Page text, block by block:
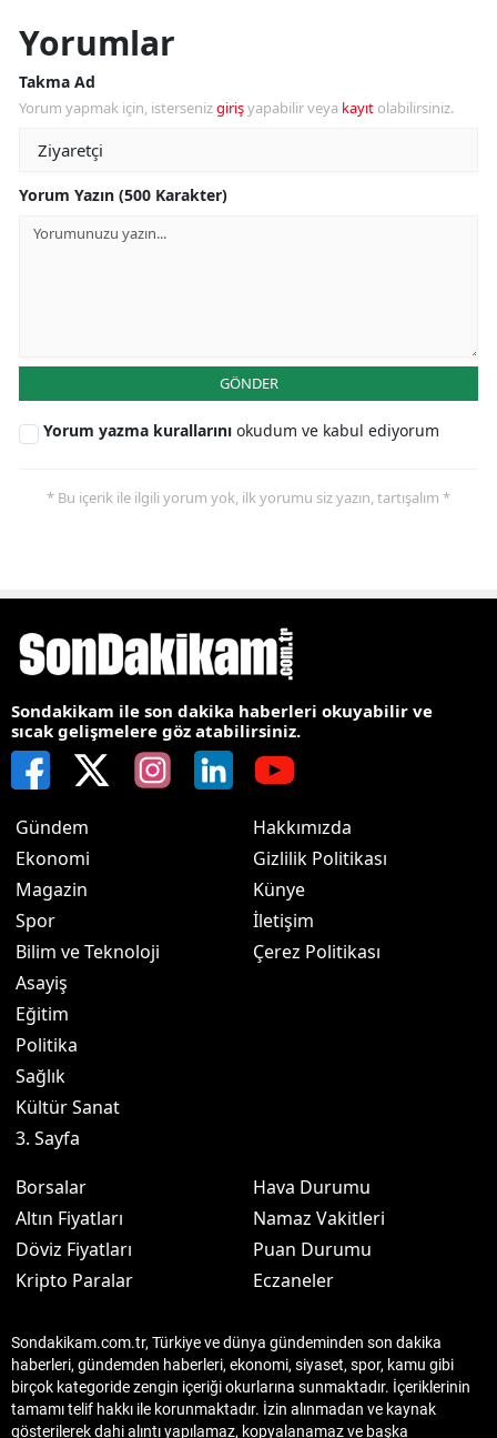
Yorumlar
Takma Ad
Yorum yapmak için, istersenizgirişyapabilir veya kayıt olabilirsiniz.
Yorum Yazın (500 Karakter)
GÖNDER
Yorum yazma kurallarını okudum ve kabul ediyorum
* Bu içerik ile ilgili yorum yok, ilk yorumu siz yazın, tartışalım *
Sondakikam ile son dakika haberleri okuyabilir ve
sıcak gelişmelere göz atabilirsiniz.
Gündem
Ekonomi
Magazin
Spor
Bilim ve Teknoloji
Asayiş
Eğitim
Politika
Sağlık
Kültür Sanat
3. Sayfa
Hakkımızda
Gizlilik Politikası
Künye
İletişim
Çerez Politikası
Borsalar
Altın Fiyatları
Döviz Fiyatları
Kripto Paralar
Hava Durumu
Namaz Vakitleri
Puan Durumu
Eczaneler
Sondakikam.com.tr, Türkiye ve dünya gündeminden son dakika
haberleri, gündemden haberleri, ekonomi, siyaset, spor, kamu gibi
birçok kategoride zengin içeriği okurlarına sunmaktadır. İçeriklerinin
tamamı telif hakkı ile korunmaktadır. İzin alınmadan ve kaynak
gösterilerek dahi alıntı yapılamaz, kopyalanamaz ve başka